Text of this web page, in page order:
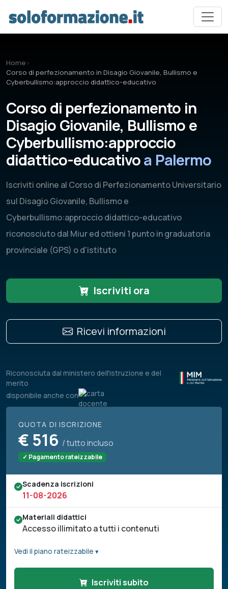
Home ›
Corso di perfezionamento in Disagio Giovanile, Bullismo e
Cyberbullismo:approccio didattico-educativo
Corso di perfezionamento in
Disagio Giovanile, Bullismo e
Cyberbullismo:approccio
didattico-educativoa Palermo
Iscriviti online al Corso di Perfezionamento Universitario
sul Disagio Giovanile, Bullismo e
Cyberbullismo:approccio didattico-educativo
riconosciuto dal Miur ed ottieni 1 punto in graduatoria
provinciale (GPS) o d'istituto
Iscriviti ora
Ricevi informazioni
Riconosciuta dal ministero dell'istruzione e del
merito
disponibile anche con
QUOTA DI ISCRIZIONE
€ 516 / tutto incluso
✓ Pagamento rateizzabile
Scadenza iscrizioni
11-08-2026
Materiali didattici
Accesso illimitato a tutti i contenuti
Vedi il piano rateizzabile ▾
Iscriviti subito